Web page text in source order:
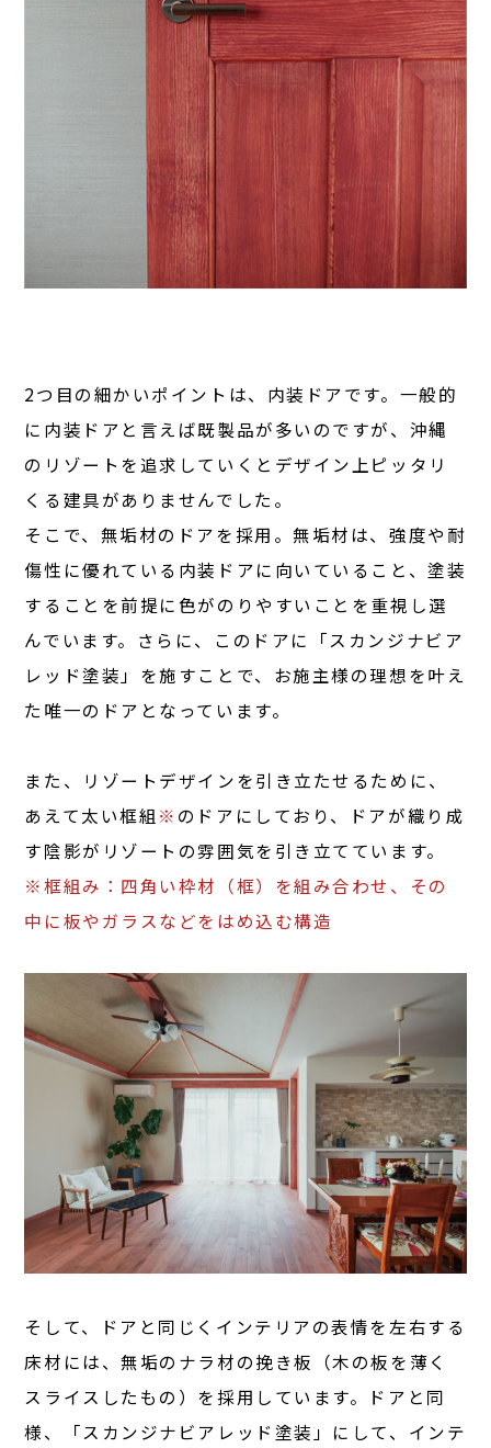
2つ目の細かいポイントは、内装ドアです。一般的
に内装ドアと言えば既製品が多いのですが、沖縄
のリゾートを追求していくとデザイン上ピッタリ
くる建具がありませんでした。
そこで、無垢材のドアを採用。無垢材は、強度や耐
傷性に優れている内装ドアに向いていること、塗装
することを前提に色がのりやすいことを重視し選
んでいます。さらに、このドアに「スカンジナビア
レッド塗装」を施すことで、お施主様の理想を叶え
た唯一のドアとなっています。
また、リゾートデザインを引き立たせるために、
あえて太い框組 ※ のドアにしており、ドアが織り成
す陰影がリゾートの雰囲気を引き立てています。
※框組み：四角い枠材（框）を組み合わせ、その
中に板やガラスなどをはめ込む構造
そして、ドアと同じくインテリアの表情を左右する
床材には、無垢のナラ材の挽き板（木の板を薄く
スライスしたもの）を採用しています。ドアと同
様、「スカンジナビアレッド塗装」にして、インテ